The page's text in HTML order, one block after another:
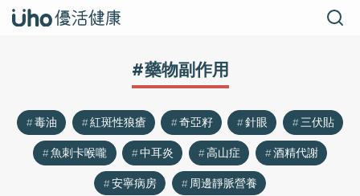
#藥物副作用
毒油 紅斑性狼瘡 奇亞籽 針眼
三伏貼
魚刺卡喉嚨
中耳炎 高山症
酒精代謝
安寧病房
周邊靜脈營養